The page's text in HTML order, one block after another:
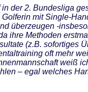
der 2. Bundesliga
mit Single-
überzeugen -
ihre Methoden
(z.B. sofortiges
oft mehr
weiß
– egal welches